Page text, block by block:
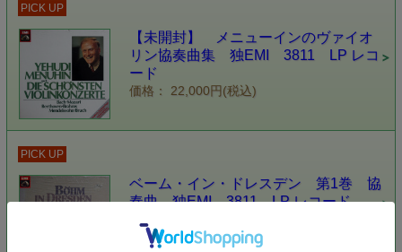
PICK UP
【未開封】 メニューインのヴァイオ
リン協奏曲集 独EMI 3811 LP レコ
ード
価格： 22,000円(税込)
PICK UP
ベーム・イン・ドレスデン 第1巻 協
奏曲 独EMI 3811 LP レコード